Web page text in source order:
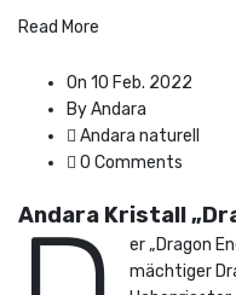
Read More
On 10 Feb. 2022
By Andara
Andara naturell
0 Comments
Andara Kristall
er „Dragon
mächtiger